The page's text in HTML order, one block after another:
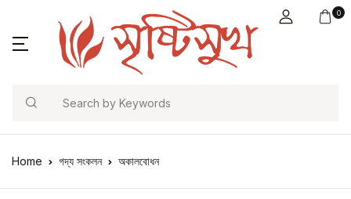
0
Search
Home গদ্য সংকলন অকালবোধন